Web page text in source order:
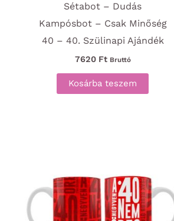
Sétabot – Dudás
Kampósbot – Csak Minőség
40 – 40. Szülinapi Ajándék
7620 Ft Bruttó
Kosárba teszem